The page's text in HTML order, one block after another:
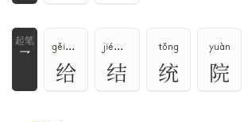
乛
gěi、jǐ
给
jié、jiē
结
tǒng
统
yuàn
院